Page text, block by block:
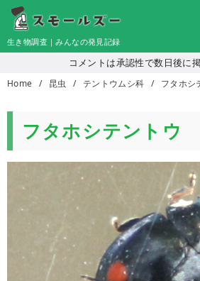
コ
テ
ツ
生き物調査｜みんなの発見記録
コメントは承認性で数日後に
Home 昆虫 テントウムシ科 フタホシ
フタホシテントウ